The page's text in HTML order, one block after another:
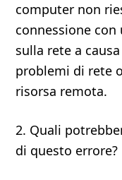
computer non
connessione
sulla rete a
problemi di rete
risorsa remota.
2. Quali
di questo errore?